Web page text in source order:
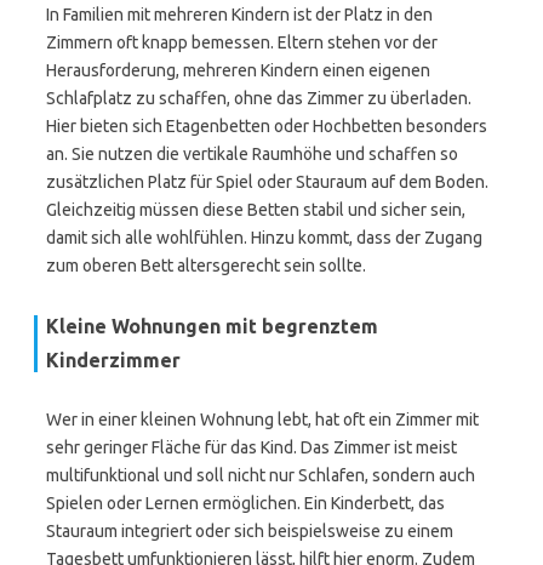
In Familien mit mehreren Kindern ist der Platz in den
Zimmern oft knapp bemessen. Eltern stehen vor der
Herausforderung, mehreren Kindern einen eigenen
Schlafplatz zu schaffen, ohne das Zimmer zu überladen.
Hier bieten sich Etagenbetten oder Hochbetten besonders
an. Sie nutzen die vertikale Raumhöhe und schaffen so
zusätzlichen Platz für Spiel oder Stauraum auf dem Boden.
Gleichzeitig müssen diese Betten stabil und sicher sein,
damit sich alle wohlfühlen. Hinzu kommt, dass der Zugang
zum oberen Bett altersgerecht sein sollte.
Kleine Wohnungen mit begrenztem
Kinderzimmer
Wer in einer kleinen Wohnung lebt, hat oft ein Zimmer mit
sehr geringer Fläche für das Kind. Das Zimmer ist meist
multifunktional und soll nicht nur Schlafen, sondern auch
Spielen oder Lernen ermöglichen. Ein Kinderbett, das
Stauraum integriert oder sich beispielsweise zu einem
Tagesbett umfunktionieren lässt, hilft hier enorm. Zudem